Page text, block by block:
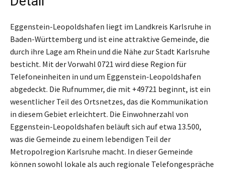
Eggenstein-Leopoldshafen liegt im Landkreis Karlsruhe in
Baden-Württemberg und ist eine attraktive Gemeinde, die
durch ihre Lage am Rhein und die Nähe zur Stadt Karlsruhe
besticht. Mit der Vorwahl 0721 wird diese Region für
Telefoneinheiten in und um Eggenstein-Leopoldshafen
abgedeckt. Die Rufnummer, die mit +49721 beginnt, ist ein
wesentlicher Teil des Ortsnetzes, das die Kommunikation
in diesem Gebiet erleichtert. Die Einwohnerzahl von
Eggenstein-Leopoldshafen beläuft sich auf etwa 13.500,
was die Gemeinde zu einem lebendigen Teil der
Metropolregion Karlsruhe macht. In dieser Gemeinde
können sowohl lokale als auch regionale Telefongespräche